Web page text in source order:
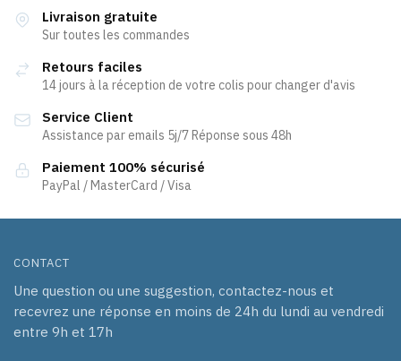
peuvent
être
Livraison gratuite
Sur toutes les commandes
Retours faciles
14 jours à la réception de votre colis pour changer d'avis
Service Client
Assistance par emails 5j/7 Réponse sous 48h
Paiement 100% sécurisé
PayPal / MasterCard / Visa
CONTACT
Une question ou une suggestion, contactez-nous et
recevrez une réponse en moins de 24h du lundi au vendredi
entre 9h et 17h